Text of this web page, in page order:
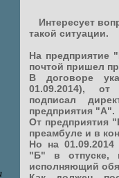
Интересует
такой ситуации.
На предприятие
почтой пришел
В договоре
01.09.2014),
подписал
предприятия "А".
От предприятия
преамбуле и в
Но на 01.09.2014
"Б" в отпуске,
исполняющий